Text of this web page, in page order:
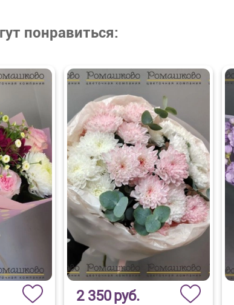
понравиться:
2 350руб.